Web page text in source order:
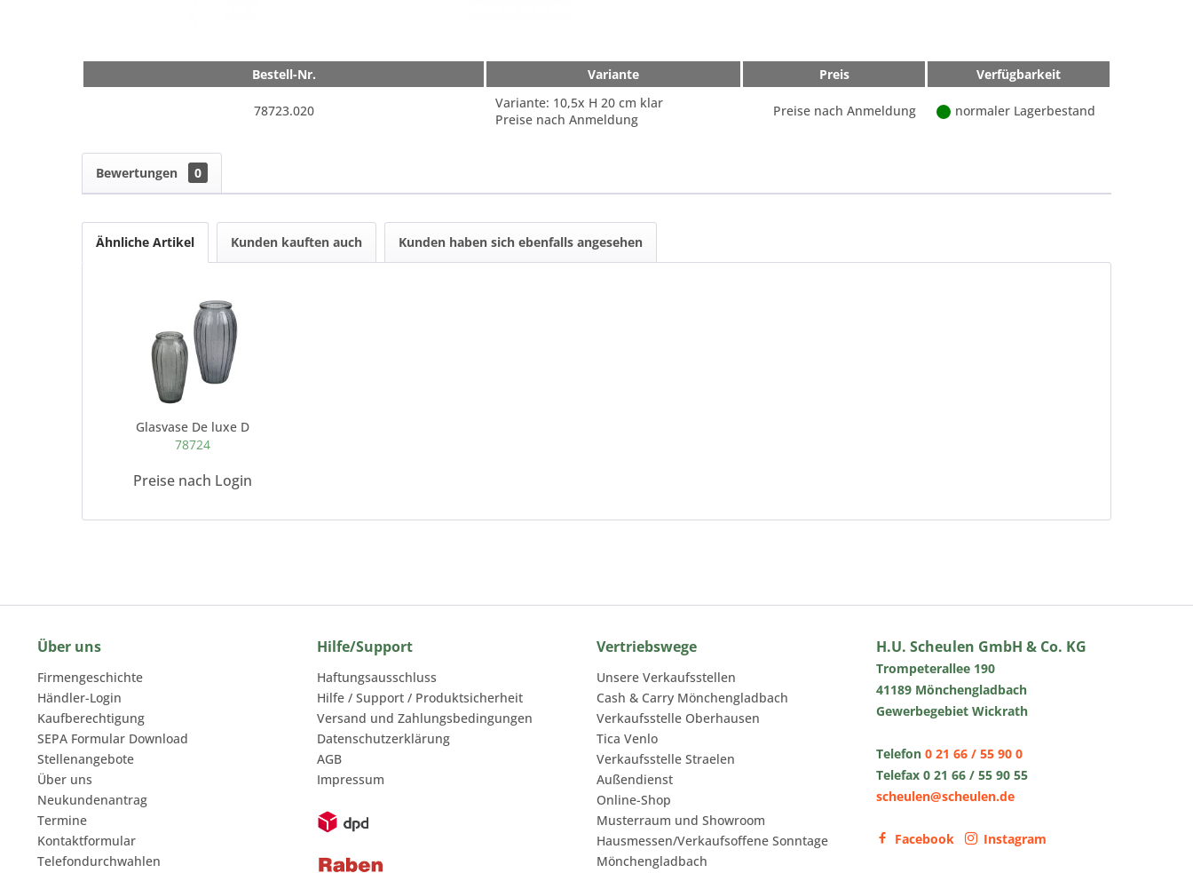
Bestell-Nr. Variante Preis Verfügbarkeit
78723.020
Variante: 10,5x H 20 cm klar
Preise nach Anmeldung
Preise nach Anmeldung normaler Lagerbestand
Bewertungen 0
Ähnliche Artikel Kunden kauften auch Kunden haben sich ebenfalls angesehen
Glasvase De luxe D
78724
Preise nach Login
Über uns
Firmengeschichte
Händler-Login
Kaufberechtigung
SEPA Formular Download
Stellenangebote
Über uns
Neukundenantrag
Termine
Kontaktformular
Telefondurchwahlen
Hilfe/Support
Haftungsausschluss
Hilfe / Support / Produktsicherheit
Versand und Zahlungsbedingungen
Datenschutzerklärung
AGB
Impressum
Vertriebswege
Unsere Verkaufsstellen
Cash & Carry Mönchengladbach
Verkaufsstelle Oberhausen
Tica Venlo
Verkaufsstelle Straelen
Außendienst
Online-Shop
Musterraum und Showroom
Hausmessen/Verkaufsoffene Sonntage
Mönchengladbach
H.U. Scheulen GmbH & Co. KG
Trompeterallee 190
41189 Mönchengladbach
Gewerbegebiet Wickrath
Telefon 0 21 66 / 55 90 0
Telefax 0 21 66 / 55 90 55
scheulen@scheulen.de
Facebook Instagram